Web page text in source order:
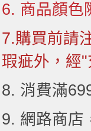
6. 商品顏色
7.購買前請
瑕疵外，經
8. 消費滿
9. 網路商店